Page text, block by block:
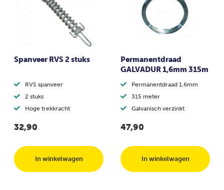
Spanveer RVS 2 stuks
RVS spanveer
2 stuks
Hoge trekkracht
32,90
In winkelwagen
Permanentdraad
GALVADUR 1,6mm 315m
Permanentdraad 1,6mm
315 meter
Galvanisch verzinkt
47,90
In winkelwagen